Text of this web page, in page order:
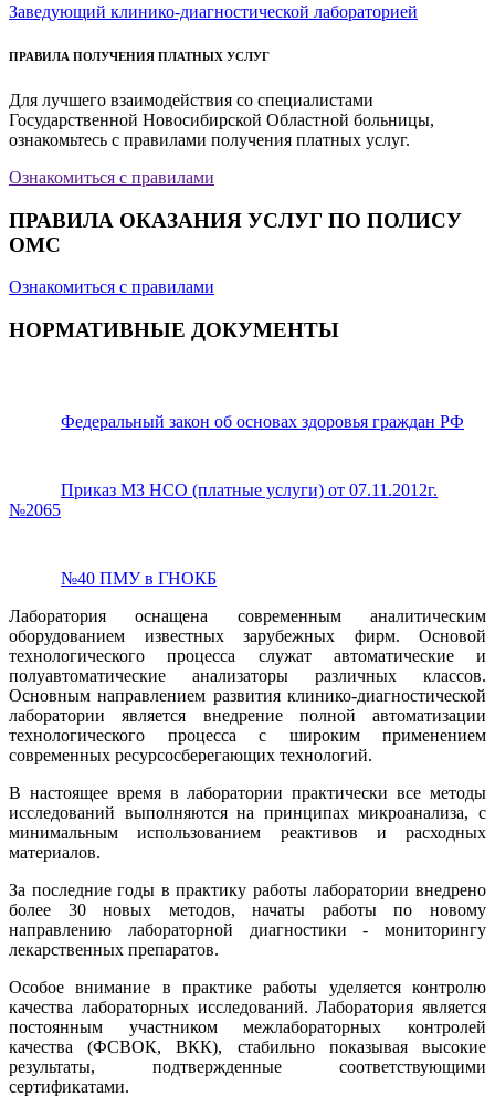
Заведующий клинико-диагностической лабораторией
ПРАВИЛА ПОЛУЧЕНИЯ ПЛАТНЫХ УСЛУГ
Для лучшего взаимодействия со специалистами
Государственной Новосибирской Областной больницы,
ознакомьтесь с правилами получения платных услуг.
Ознакомиться с правилами
ПРАВИЛА ОКАЗАНИЯ УСЛУГ ПО ПОЛИСУ
ОМС
Ознакомиться с правилами
НОРМАТИВНЫЕ ДОКУМЕНТЫ
Федеральный закон об основах здоровья граждан РФ
Приказ МЗ НСО (платные услуги) от 07.11.2012г.
№2065
№40 ПМУ в ГНОКБ
Лаборатория оснащена современным аналитическим
оборудованием известных зарубежных фирм. Основой
технологического процесса служат автоматические и
полуавтоматические анализаторы различных классов.
Основным направлением развития клинико-диагностической
лаборатории является внедрение полной автоматизации
технологического процесса с широким применением
современных ресурсосберегающих технологий.
В настоящее время в лаборатории практически все методы
исследований выполняются на принципах микроанализа, с
минимальным использованием реактивов и расходных
материалов.
За последние годы в практику работы лаборатории внедрено
более 30 новых методов, начаты работы по новому
направлению лабораторной диагностики - мониторингу
лекарственных препаратов.
Особое внимание в практике работы уделяется контролю
качества лабораторных исследований. Лаборатория является
постоянным участником межлабораторных контролей
качества (ФСВОК, ВКК), стабильно показывая высокие
результаты, подтвержденные соответствующими
сертификатами.